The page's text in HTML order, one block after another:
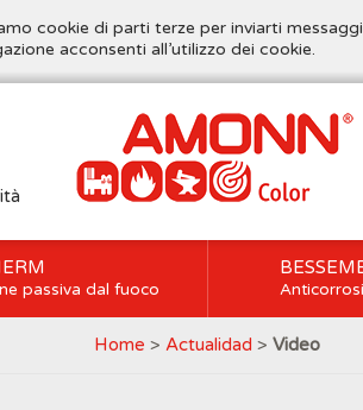
cookie di parti terze per inviarti
acconsenti all’utilizzo dei cookie.
passiva dal fuoco
Home > Actualidad > Video